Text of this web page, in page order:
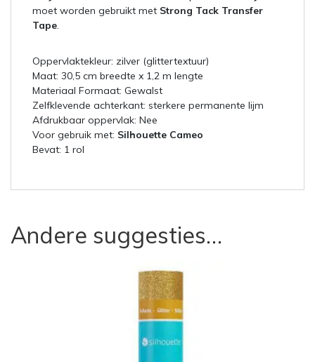
moet worden gebruikt met Strong Tack Transfer
Tape.
Oppervlaktekleur: zilver (glittertextuur)
Maat: 30,5 cm breedte x 1,2 m lengte
Materiaal Formaat: Gewalst
Zelfklevende achterkant: sterkere permanente lijm
Afdrukbaar oppervlak: Nee
Voor gebruik met: Silhouette Cameo
Bevat: 1 rol
Andere suggesties…